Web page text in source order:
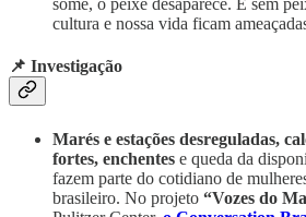
some, o peixe desaparece. E sem
cultura e nossa vida ficam
📌 Investigação
Marés e estações desreguladas,
fortes, enchentes e queda da
fazem parte do cotidiano de
brasileiro. No projeto “Vozes do